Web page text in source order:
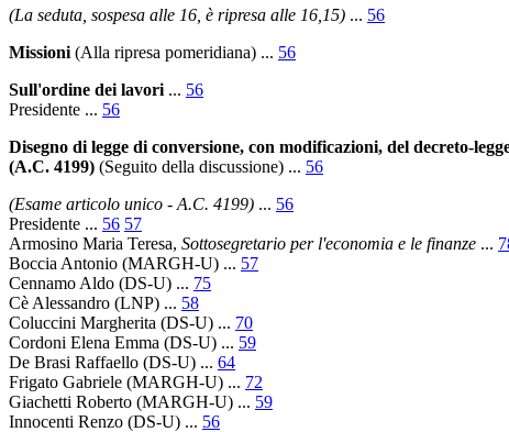
(La seduta, sospesa alle 16, è ripresa alle 16,15) ... 56
Missioni (Alla ripresa pomeridiana) ... 56
Sull'ordine dei lavori ... 56
Presidente ... 56
Disegno di legge di conversione, con modificazioni, del decreto-
(A.C. 4199) (Seguito della discussione) ... 56
(Esame articolo unico - A.C. 4199) ... 56
Presidente ... 56 57
Armosino Maria Teresa, Sottosegretario per l'economia e le finanze ...
Boccia Antonio (MARGH-U) ... 57
Cennamo Aldo (DS-U) ... 75
Cè Alessandro (LNP) ... 58
Coluccini Margherita (DS-U) ... 70
Cordoni Elena Emma (DS-U) ... 59
De Brasi Raffaello (DS-U) ... 64
Frigato Gabriele (MARGH-U) ... 72
Giachetti Roberto (MARGH-U) ... 59
Innocenti Renzo (DS-U) ... 56